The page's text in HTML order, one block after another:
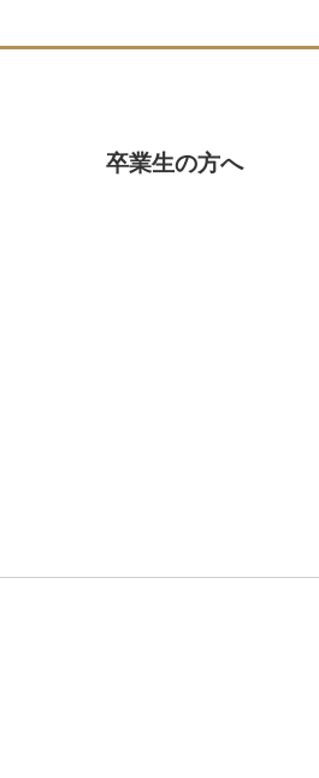
卒業生の方へ